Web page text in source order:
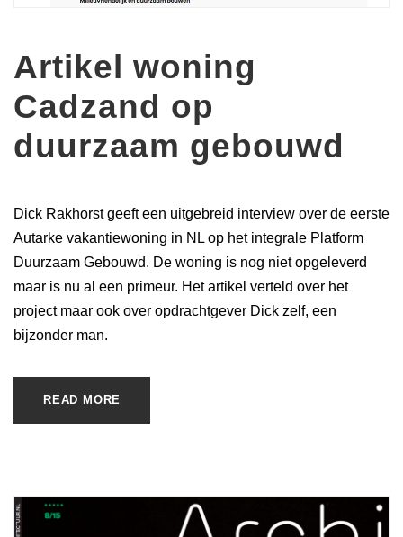
Artikel woning
Cadzand op
duurzaam gebouwd
Dick Rakhorst geeft een uitgebreid interview over de eerste
Autarke vakantiewoning in NL op het integrale Platform
Duurzaam Gebouwd. De woning is nog niet opgeleverd
maar is nu al een primeur. Het artikel verteld over het
project maar ook over opdrachtgever Dick zelf, een
bijzonder man.
READ MORE